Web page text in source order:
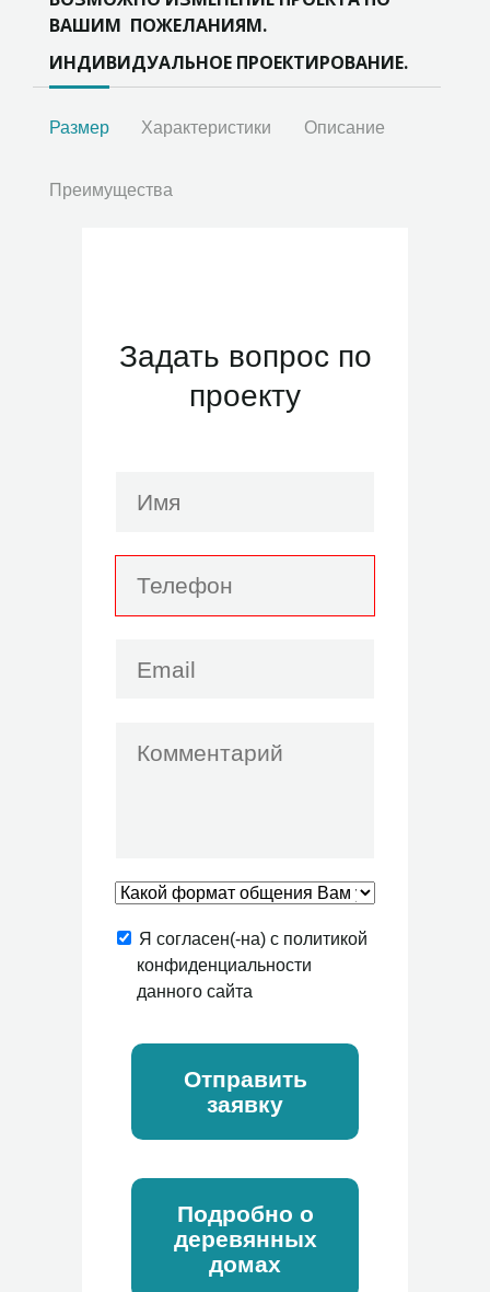
Размер Характеристики Описание
Преимущества
ВАШИМ ПОЖЕЛАНИЯМ.
ИНДИВИДУАЛЬНОЕ ПРОЕКТИРОВАНИЕ.
Задать вопрос по
проекту
Я согласен(-на) с политикой
конфиденциальности
данного сайта
Отправить
заявку
Подробно о
деревянных
домах